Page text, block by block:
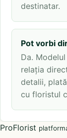
destinatar.
Pot vorbi
Da.
relația
detalii,
cu floristul
ProFlorist